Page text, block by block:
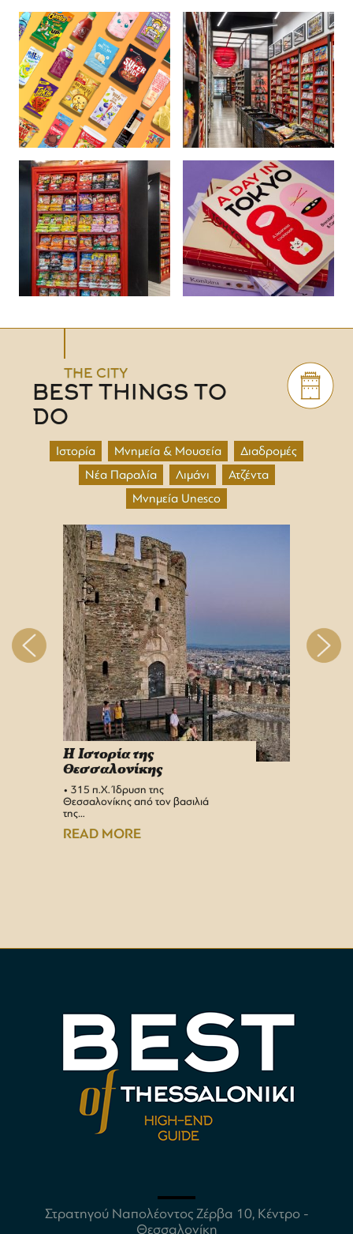
THE CITY
BEST THINGS TO
DO
Ιστορία Μνημεία & Μουσεία
Διαδρομές
Νέα Παραλία
Λιμάνι
Ατζέντα
Μνημεία Unesco
H Iστορία της
Θεσσαλονίκης
• 315 π.Χ. Ίδρυση της
Θεσσαλονίκης από τον βασιλιά
της…
READ MORE
Στρατηγού Ναπολέοντος Ζέρβα 10, Κέντρο -
Θεσσαλονίκη